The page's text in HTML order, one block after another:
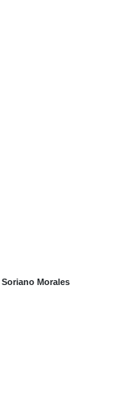
Morales